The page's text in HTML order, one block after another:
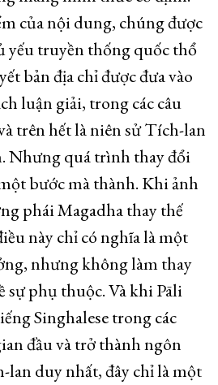
của nội dung, chúng được
yếu truyền thống quốc thổ
bản địa chỉ được đưa vào
luận giải, trong các câu
trên hết là niên sử Tích-lan
Nhưng quá trình thay đổi
bước mà thành. Khi ảnh
phái Magadha thay thế
này chỉ có nghĩa là một
nhưng không làm thay
sự phụ thuộc. Và khi Pāli
Singhalese trong các
đầu và trở thành ngôn
lan duy nhất, đây chỉ là một